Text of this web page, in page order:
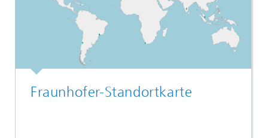
Fraunhofer-Standortkarte